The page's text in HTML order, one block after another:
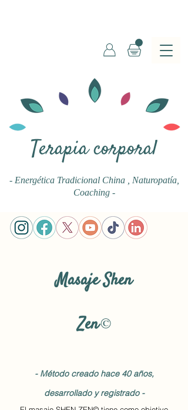
Terapia corporal
- Energética Tradicional China
, Naturopatía,
Coaching -
Masaje Shen
Zen©
- Método creado hace 40 años,
desarrollado y registrado -